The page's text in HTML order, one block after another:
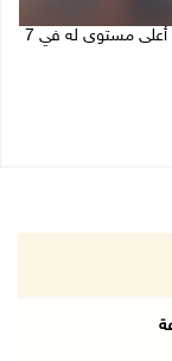
الذهب عند أعلى مستوى له في 7